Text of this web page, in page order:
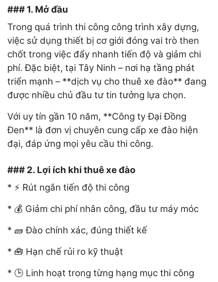
### 1. Mở đầu
Trong quá trình thi công công trình xây dựng,
việc sử dụng thiết bị cơ giới đóng vai trò then
chốt trong việc đẩy nhanh tiến độ và giảm chi
phí. Đặc biệt, tại Tây Ninh – nơi hạ tầng phát
triển mạnh – **dịch vụ cho thuê xe đào** đang
được nhiều chủ đầu tư tin tưởng lựa chọn.
Với uy tín gần 10 năm, **Công ty Đại Đồng
Đen** là đơn vị chuyên cung cấp xe đào hiện
đại, đáp ứng mọi yêu cầu thi công.
### 2. Lợi ích khi thuê xe đào
* ⚡ Rút ngắn tiến độ thi công
* 💰 Giảm chi phí nhân công, đầu tư máy móc
* 🧱 Đào chính xác, đúng thiết kế
* 🧰 Hạn chế rủi ro kỹ thuật
* 🕒 Linh hoạt trong từng hạng mục thi công